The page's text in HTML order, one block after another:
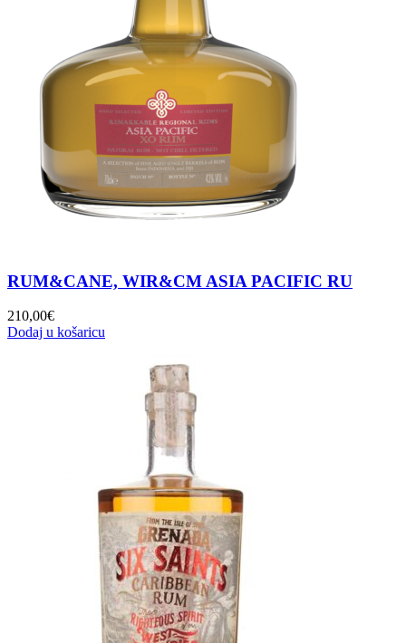
RUM&CANE, WIR&CM ASIA PACIFIC RU
210,00€
Dodaj u košaricu